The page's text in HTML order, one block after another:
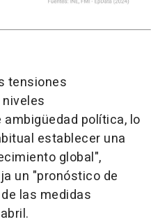
tensiones
política, lo
establecer una
global",
un "pronóstico de
las medidas